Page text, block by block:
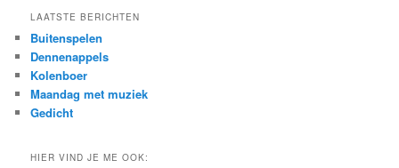
r
h
LAATSTE BERICHTEN
Buitenspelen
Dennenappels
Kolenboer
Maandag met muziek
Gedicht
HIER VIND JE ME OOK: